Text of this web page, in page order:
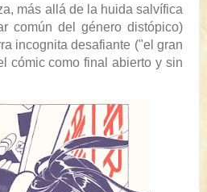
más allá de la huida salvífica
común del género distópico)
incognita desafiante ("el gran
cómic como final abierto y sin